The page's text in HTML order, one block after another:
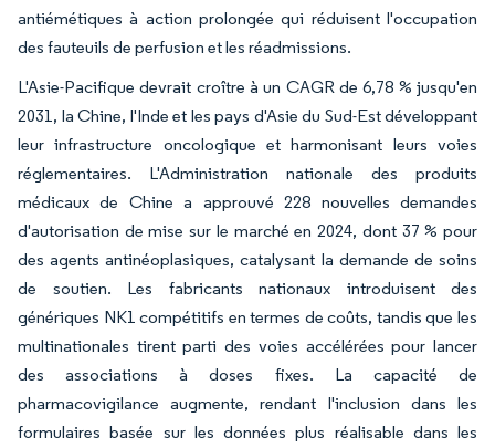
antiémétiques à action prolongée qui réduisent l'occupation
des fauteuils de perfusion et les réadmissions.
L'Asie-Pacifique devrait croître à un CAGR de 6,78 % jusqu'en
2031, la Chine, l'Inde et les pays d'Asie du Sud-Est développant
leur infrastructure oncologique et harmonisant leurs voies
réglementaires. L'Administration nationale des produits
médicaux de Chine a approuvé 228 nouvelles demandes
d'autorisation de mise sur le marché en 2024, dont 37 % pour
des agents antinéoplasiques, catalysant la demande de soins
de soutien. Les fabricants nationaux introduisent des
génériques NK1 compétitifs en termes de coûts, tandis que les
multinationales tirent parti des voies accélérées pour lancer
des associations à doses fixes. La capacité de
pharmacovigilance augmente, rendant l'inclusion dans les
formulaires basée sur les données plus réalisable dans les